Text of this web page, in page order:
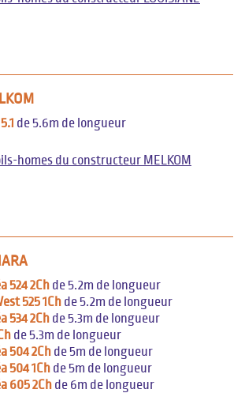
de 5.6m de longueur
homes du constructeur MELKOM
524 2Ch de 5.2m de longueur
525 1Ch de 5.2m de longueur
534 2Ch de 5.3m de longueur
de 5.3m de longueur
504 2Ch de 5m de longueur
504 1Ch de 5m de longueur
605 2Ch de 6m de longueur